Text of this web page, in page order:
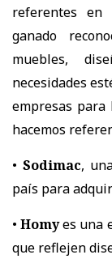
referentes en
ganado
muebles,
necesidades
empresas para
hacemos
• Sodimac,
país para
•Homyes una
que reflejen